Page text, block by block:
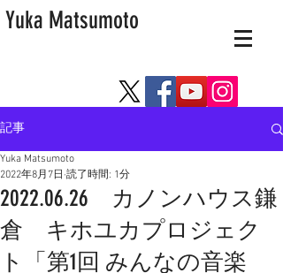
Yuka Matsumoto
記事
2022.06.26 カノンハウス鎌
倉 キホユカプロジェク
ト「第1回 みんなの音楽
Yuka Matsumoto
2022年8月7日 読了時間: 1分